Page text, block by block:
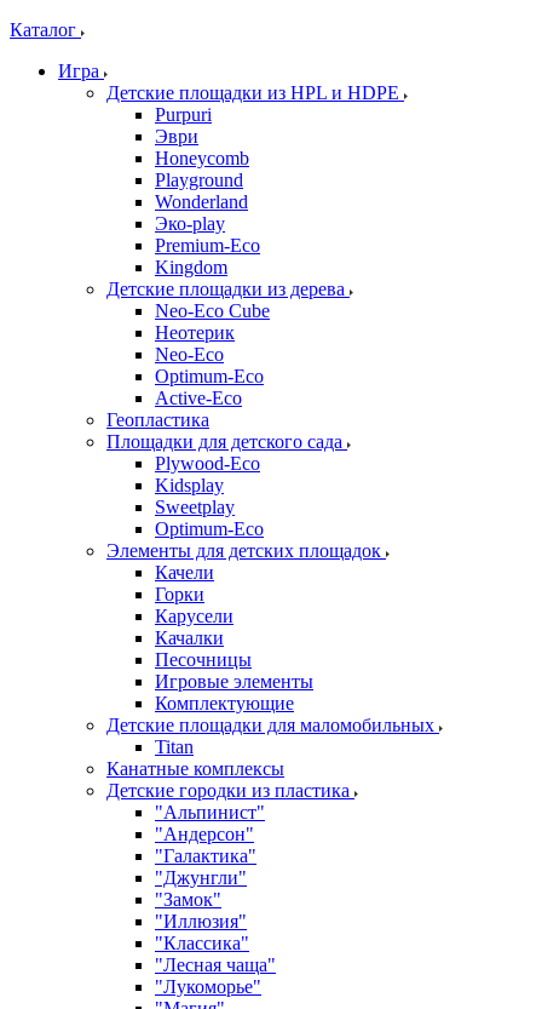
Каталог
Игра
Детские площадки из HPL и HDPE
Purpuri
Эври
Honeycomb
Playground
Wonderland
Эко-play
Premium-Eco
Kingdom
Детские площадки из дерева
Neo-Eco Cube
Неотерик
Neo-Eco
Оptimum-Еco
Active-Eco
Геопластика
Площадки для детского сада
Plywood-Eco
Kidsplay
Sweetplay
Оptimum-Еco
Элементы для детских площадок
Качели
Горки
Карусели
Качалки
Песочницы
Игровые элементы
Комплектующие
Детские площадки для маломобильных
Titan
Канатные комплексы
Детские городки из пластика
"Альпинист"
"Андерсон"
"Галактика"
"Джунгли"
"Замок"
"Иллюзия"
"Классика"
"Лесная чаща"
"Лукоморье"